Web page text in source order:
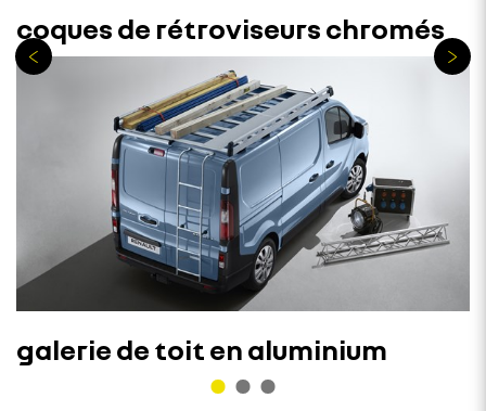
coques de rétroviseurs chromés
galerie de toit en aluminium